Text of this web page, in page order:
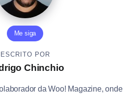
Me siga
ESCRITO POR
Chinchio
da Woo! Magazine, onde